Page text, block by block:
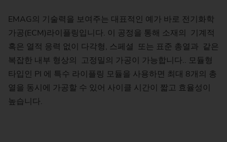
EMAG의 기술력을 보여주는 대표적인 예가 바로 전기화학
가공(ECM)라이플링입니다. 이 공정을 통해 소재의 기계적
혹은 열적 응력 없이 다각형, 스페셜 또는 표준 총열과 같은
복잡한 내부 형상의 고정밀의 가공이 가능합니다.. 모듈형
타입인 PI 에 특수 라이플링 모듈을 사용하면 최대 8개의 총
열을 동시에 가공할 수 있어 사이클 시간이 짧고 효율성이
높습니다.